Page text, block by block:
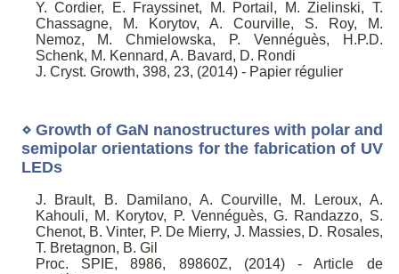
Y. Cordier, E. Frayssinet, M. Portail, M. Zielinski, T.
Chassagne, M. Korytov, A. Courville, S. Roy, M.
Nemoz, M. Chmielowska, P. Vennéguès, H.P.D.
Schenk, M. Kennard, A. Bavard, D. Rondi
J. Cryst. Growth, 398, 23, (2014) - Papier régulier
⋄ Growth of GaN nanostructures with polar and
semipolar orientations for the fabrication of UV
LEDs
J. Brault, B. Damilano, A. Courville, M. Leroux, A.
Kahouli, M. Korytov, P. Vennéguès, G. Randazzo, S.
Chenot, B. Vinter, P. De Mierry, J. Massies, D. Rosales,
T. Bretagnon, B. Gil
Proc. SPIE, 8986, 89860Z, (2014) - Article de